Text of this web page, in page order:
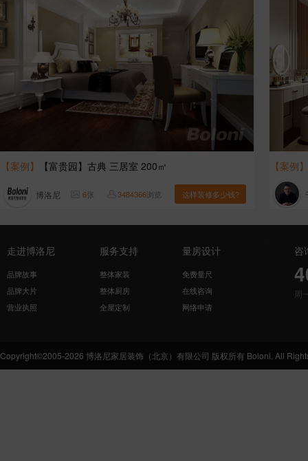
【案例】 【富贵园】古典 三居室 200㎡
博洛尼 6张 3484366浏览 这样装修多少钱?
【案例】
走进博洛尼
品牌故事
品牌大片
营业执照
服务支持
整体家装
整体厨房
全屋定制
量房设计
免费量尺
在线咨询
网络申请
咨
周
Copyright©2005-2026 博洛尼家居装饰（北京）有限公司 版权所有 Boloni. All